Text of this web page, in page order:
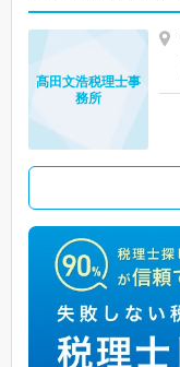
髙田文浩税理士事
務所